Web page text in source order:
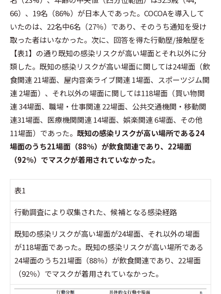
66）、19名（86%）が日本人であった。COCOAを導入して
いたのは、22名中6名（27％）であり、そのうち通知を受け
取った者はいなかった。次に、回答を得た行動歴/接触歴を
【表1】の通り既知の感染リスクが高い場面とそれ以外に分
類した。既知の感染リスクが高い場面に関しては24場面（飲
食関連 21場面、屋内音楽ライブ関連 1場面、スポーツジム関
連 2場面）、それ以外の場面に関しては118場面（買い物関
連 34場面、職場・仕事関連 22場面、公共交通機関・移動関
連31場面、医療機関関連 14場面、娯楽関連 6場面、その他
11場面）であった。 既知の感染リスクが高い場所である24
場面のうち21場面（88％）が飲食関連であり、22場面
（92％）でマスクが着用されていなかった。
表1
行動調査により収集された、候補となる感染経路
既知の感染リスクが高い場面が24場面、それ以外の場面
が118場面であった。既知の感染リスクが高い場所である
24場面のうち21場面（88％）が飲食関連であり、22場面
（92％）でマスクが着用されていなかった。